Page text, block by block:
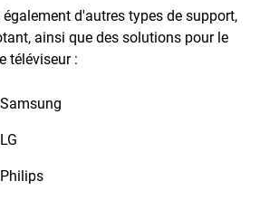
d'autres types de support,
ainsi que des solutions pour le
téléviseur :